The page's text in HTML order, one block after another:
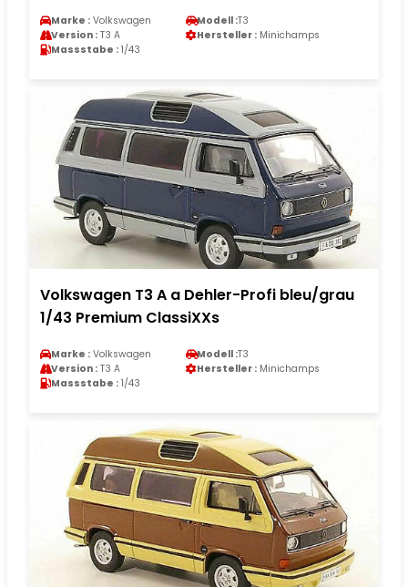
Marke : Volkswagen Modell :T3
Version : T3 A Hersteller : Minichamps
Massstabe : 1/43
Volkswagen T3 A a Dehler-Profi bleu/grau
1/43 Premium ClassiXXs
Marke : Volkswagen Modell :T3
Version : T3 A Hersteller : Minichamps
Massstabe : 1/43